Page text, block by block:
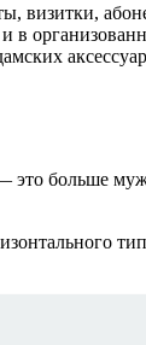
визитки,
это больше